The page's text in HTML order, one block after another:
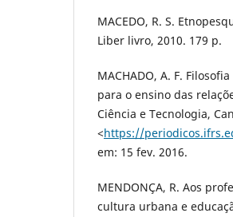
MACEDO, R. S.
Liber livro, 2010. 179 p.
MACHADO, A. F.
para o ensino das
Ciência e Tecnologia,
<https://
em: 15 fev. 2016.
MENDONÇA, R. Aos
cultura urbana e